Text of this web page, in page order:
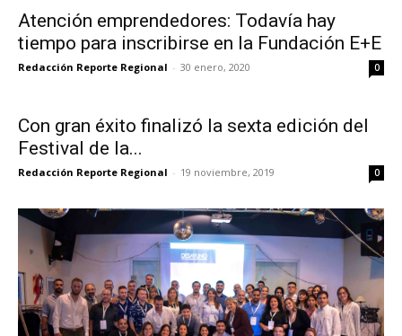
Atención emprendedores: Todavía hay
tiempo para inscribirse en la Fundación E+E
Redacción Reporte Regional - 30 enero, 2020 0
Con gran éxito finalizó la sexta edición del
Festival de la...
Redacción Reporte Regional - 19 noviembre, 2019 0